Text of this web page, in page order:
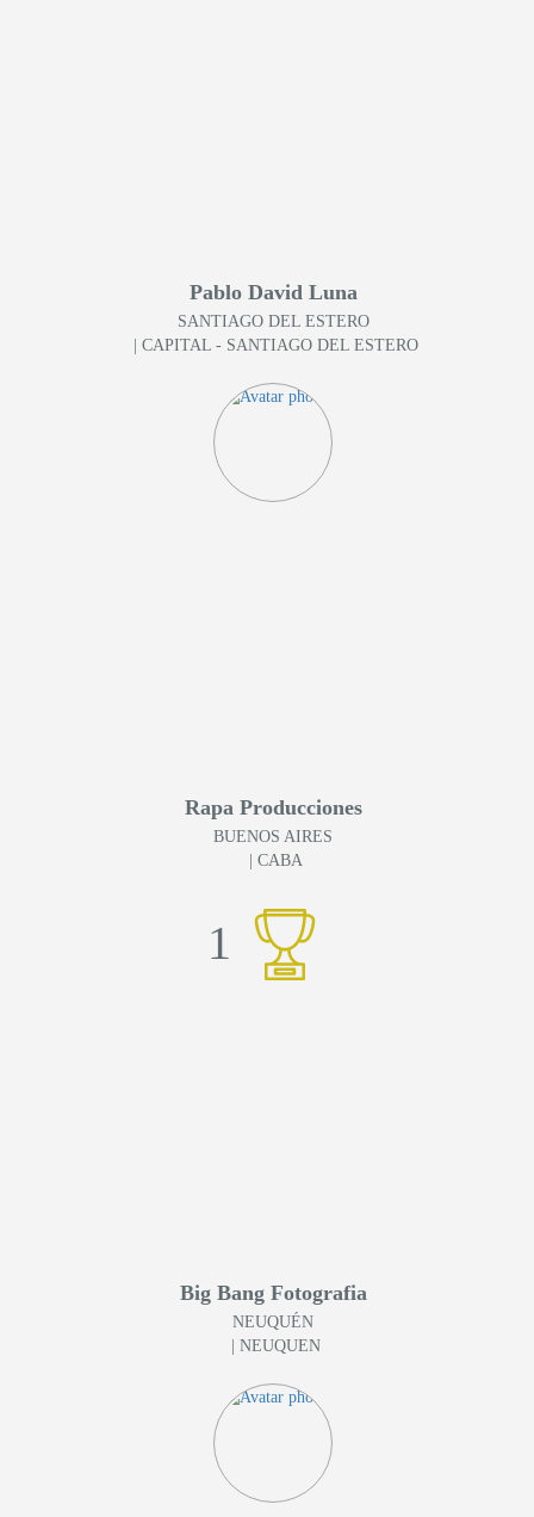
Pablo David Luna
SANTIAGO DEL ESTERO
| CAPITAL - SANTIAGO DEL ESTERO
Rapa Producciones
BUENOS AIRES
| CABA
1
Big Bang Fotografia
NEUQUÉN
| NEUQUEN